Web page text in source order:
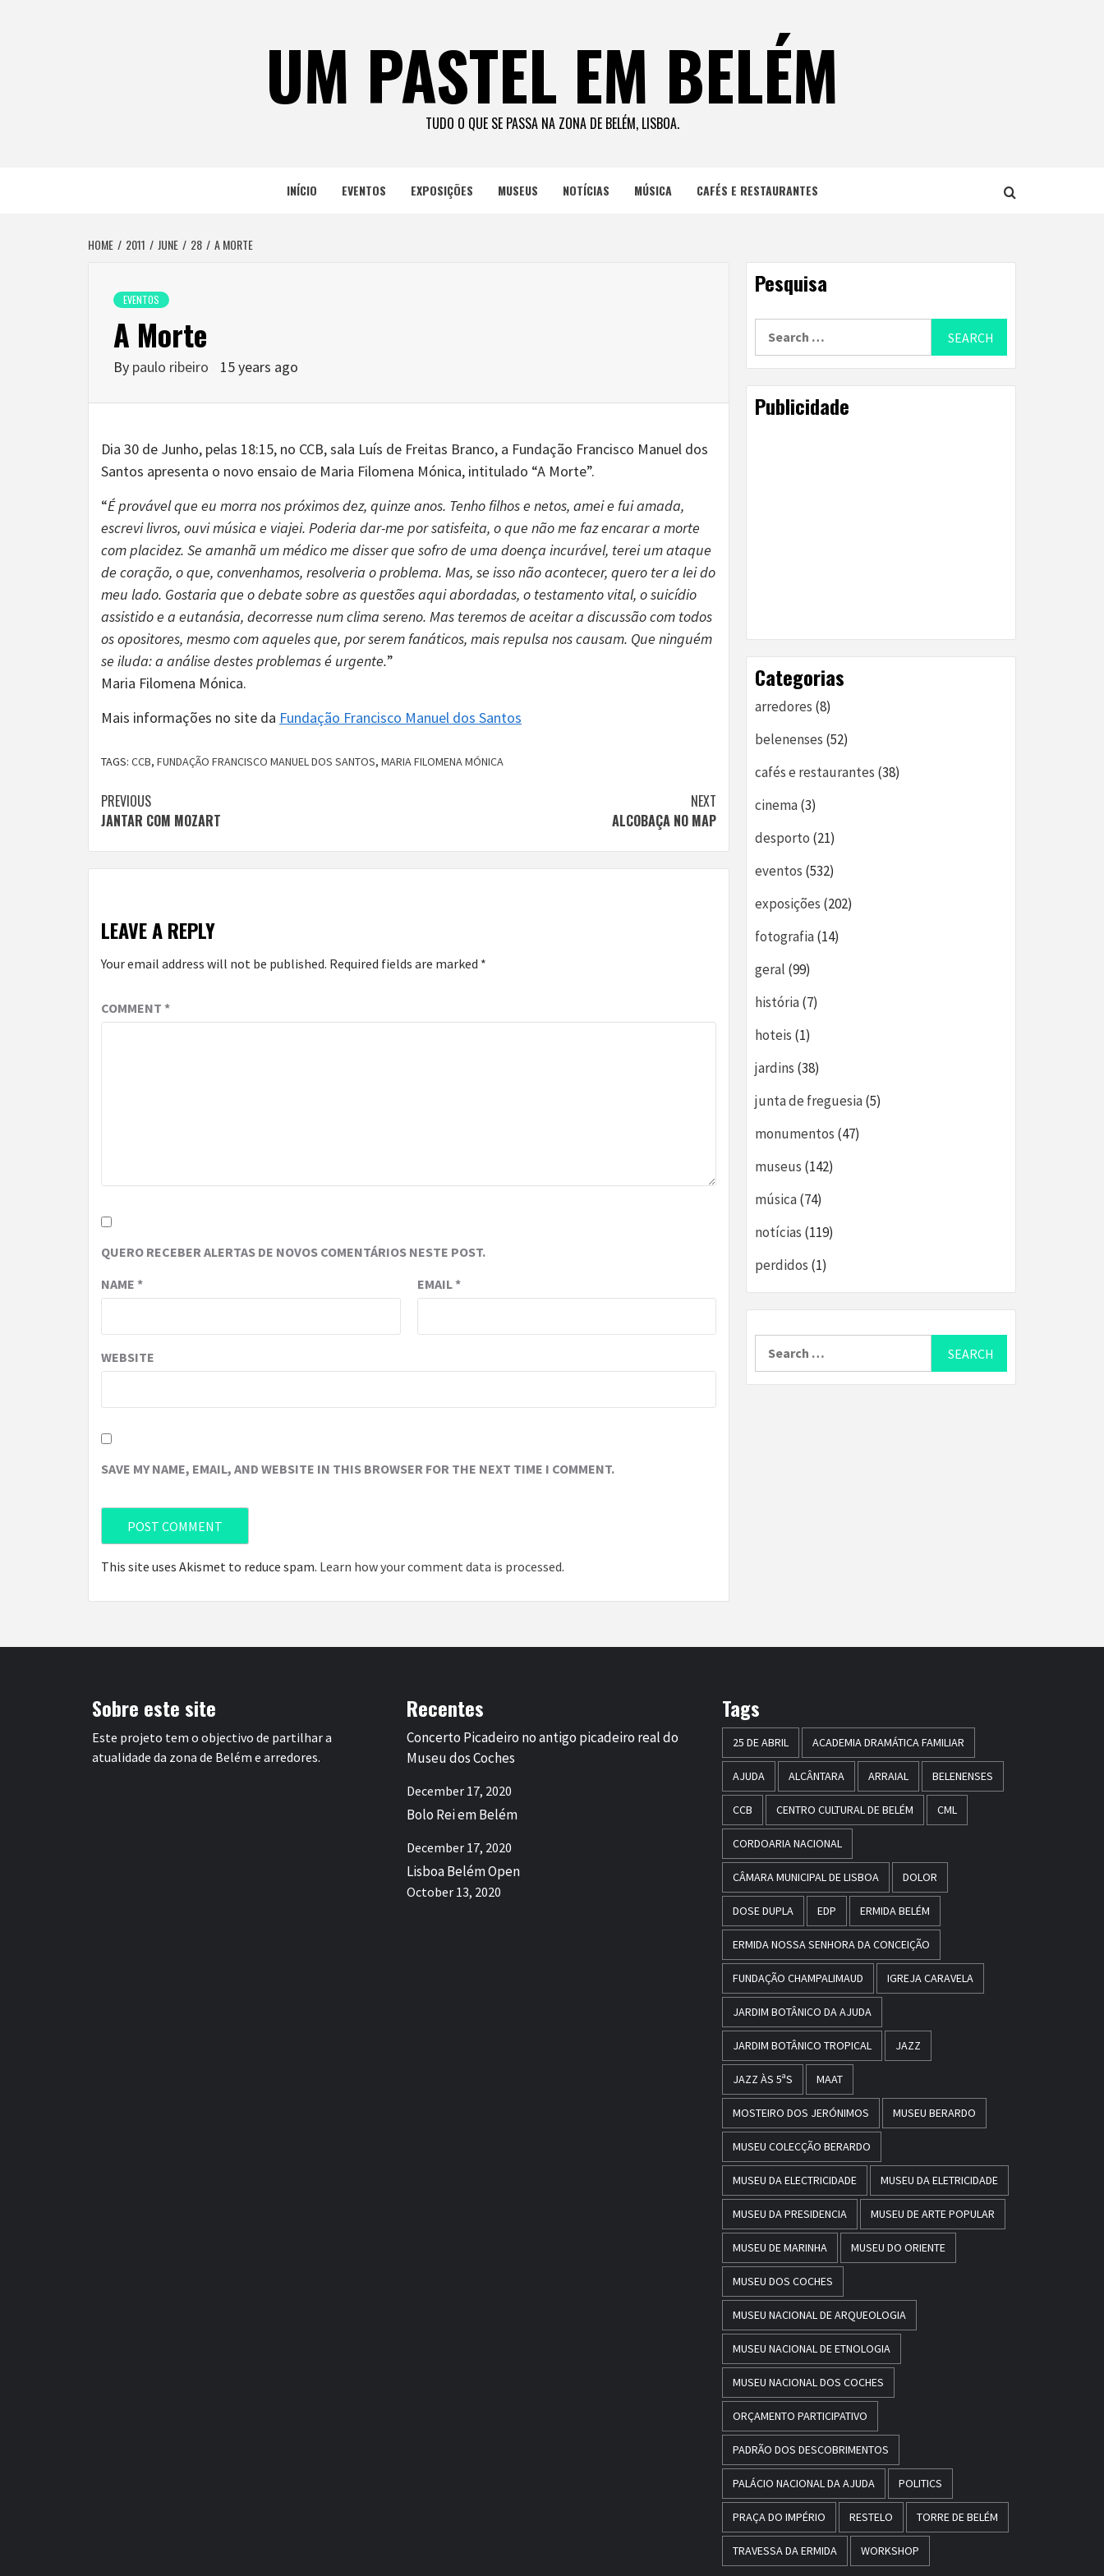
UM PASTEL EM BELÉM
TUDO O QUE SE PASSA NA ZONA DE BELÉM, LISBOA.
INÍCIO EVENTOS EXPOSIÇÕES MUSEUS NOTÍCIAS MÚSICA CAFÉS E RESTAURANTES
HOME 2011 JUNE 28 A MORTE
EVENTOS
A Morte
By paulo ribeiro 15 years ago
Dia 30 de Junho, pelas 18:15, no CCB, sala Luís de Freitas Branco, a Fundação Francisco Manuel dos
Santos apresenta o novo ensaio de Maria Filomena Mónica, intitulado “A Morte”.
“É provável que eu morra nos próximos dez, quinze anos. Tenho filhos e netos, amei e fui amada,
escrevi livros, ouvi música e viajei. Poderia dar-me por satisfeita, o que não me faz encarar a morte
com placidez. Se amanhã um médico me disser que sofro de uma doença incurável, terei um ataque
de coração, o que, convenhamos, resolveria o problema. Mas, se isso não acontecer, quero ter a lei do
meu lado. Gostaria que o debate sobre as questões aqui abordadas, o testamento vital, o suicídio
assistido e a eutanásia, decorresse num clima sereno. Mas teremos de aceitar a discussão com todos
os opositores, mesmo com aqueles que, por serem fanáticos, mais repulsa nos causam. Que ninguém
se iluda: a análise destes problemas é urgente.”
Maria Filomena Mónica.
Mais informações no site da Fundação Francisco Manuel dos Santos
TAGS: CCB, FUNDAÇÃO FRANCISCO MANUEL DOS SANTOS, MARIA FILOMENA MÓNICA
Continue
Reading
PREVIOUS
JANTAR COM MOZART
NEXT
ALCOBAÇA NO MAP
LEAVE A REPLY
Your email address will not be published. Required fields are marked *
COMMENT *
QUERO RECEBER ALERTAS DE NOVOS COMENTÁRIOS NESTE POST.
NAME * EMAIL*
WEBSITE
SAVE MY NAME, EMAIL, AND WEBSITE IN THIS BROWSER FOR THE NEXT TIME I COMMENT.
This site uses Akismet to reduce spam. Learn how your comment data is processed.
Pesquisa
Publicidade
Categorias
arredores (8)
belenenses (52)
cafés e restaurantes (38)
cinema(3)
desporto (21)
eventos (532)
exposições (202)
fotografia(14)
geral (99)
história(7)
hoteis (1)
jardins (38)
junta de freguesia(5)
monumentos (47)
museus (142)
música(74)
notícias (119)
perdidos (1)
Sobre este site
Este projeto tem o objectivo de partilhar a
atualidade da zona de Belém e arredores.
Recentes
Concerto Picadeiro no antigo picadeiro real do
Museu dos Coches
December 17, 2020
Bolo Rei em Belém
December 17, 2020
Lisboa Belém Open
October 13, 2020
Tags
25 DE ABRIL ACADEMIA DRAMÁTICA FAMILIAR
AJUDA ALCÂNTARA ARRAIAL BELENENSES
CCB CENTRO CULTURAL DE BELÉM CML
CORDOARIA NACIONAL
CÂMARA MUNICIPAL DE LISBOA DOLOR
DOSE DUPLA EDP ERMIDA BELÉM
ERMIDA NOSSA SENHORA DA CONCEIÇÃO
FUNDAÇÃO CHAMPALIMAUD IGREJA CARAVELA
JARDIM BOTÂNICO DA AJUDA
JARDIM BOTÂNICO TROPICAL JAZZ
JAZZ ÀS 5ªS MAAT
MOSTEIRO DOS JERÓNIMOS MUSEU BERARDO
MUSEU COLECÇÃO BERARDO
MUSEU DA ELECTRICIDADE MUSEU DA ELETRICIDADE
MUSEU DA PRESIDENCIA MUSEU DE ARTE POPULAR
MUSEU DE MARINHA MUSEU DO ORIENTE
MUSEU DOS COCHES
MUSEU NACIONAL DE ARQUEOLOGIA
MUSEU NACIONAL DE ETNOLOGIA
MUSEU NACIONAL DOS COCHES
ORÇAMENTO PARTICIPATIVO
PADRÃO DOS DESCOBRIMENTOS
PALÁCIO NACIONAL DA AJUDA POLITICS
PRAÇA DO IMPÉRIO RESTELO TORRE DE BELÉM
TRAVESSA DA ERMIDA WORKSHOP